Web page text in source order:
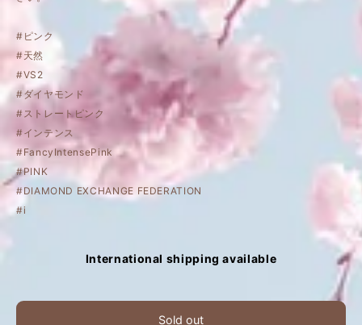
#ピンク
#天然
#VS2
#ダイヤモンド
#ストレートピンク
#インテンス
#FancyIntensePink
#PINK
#DIAMOND EXCHANGE FEDERATION
#i
International shipping available
Sold out